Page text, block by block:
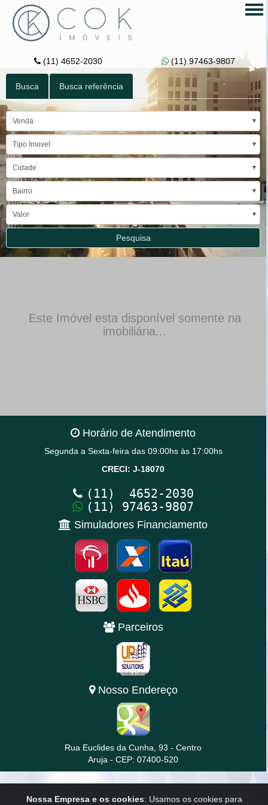
Nossa Empresa e os cookies: Usamos os cookies para
(11) 4652-2030 (11) 97463-9807
Busca Busca referência
Venda
Tipo Imovel
Cidade
Bairro
Valor
Pesquisa
Este Imóvel esta disponível somente na
imobiliária...
Horário de Atendimento
Segunda a Sexta-feira das 09:00hs às 17:00hs
CRECI: J-18070
(11) 4652-2030
(11) 97463-9807
Simuladores Financiamento
Parceiros
Nosso Endereço
Rua Euclides da Cunha, 93 - Centro
Aruja - CEP: 07400-520